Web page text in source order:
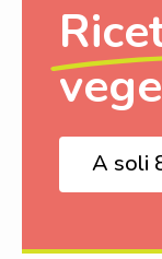
A soli